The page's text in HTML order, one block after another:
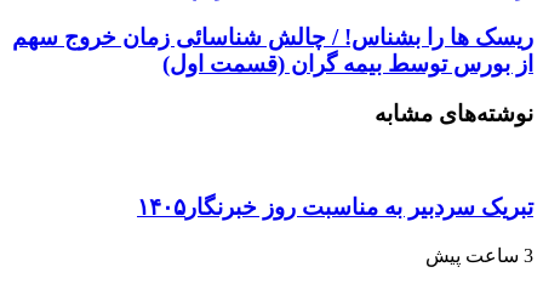
ریسک ها را بشناس! / چالش شناسائی زمان خروج سهم
از بورس توسط بیمه گران (قسمت اول)
نوشته‌های مشابه
تبریک سردبیر به مناسبت روز خبرنگار۱۴۰۵
3 ساعت پیش